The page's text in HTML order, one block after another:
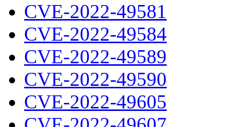
CVE-2022-49581
CVE-2022-49584
CVE-2022-49589
CVE-2022-49590
CVE-2022-49605